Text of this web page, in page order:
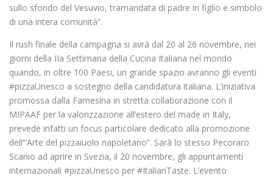
sullo sfondo del Vesuvio, tramandata di padre in figlio e simbolo
di una intera comunità”.
Il rush finale della campagna si avrà dal 20 al 26 novembre, nei
giorni della IIa Settimana della Cucina Italiana nel mondo
quando, in oltre 100 Paesi, un grande spazio avranno gli eventi
#pizzaUnesco a sostegno della candidatura italiana. L’iniziativa
promossa dalla Farnesina in stretta collaborazione con il
MIPAAF per la valorizzazione all’estero del made in Italy,
prevede infatti un focus particolare dedicato alla promozione
dell’“Arte del pizzaiuolo napoletano”. Sarà lo stesso Pecoraro
Scanio ad aprire in Svezia, il 20 novembre, gli appuntamenti
internazionali #pizzaUnesco per #ItalianTaste. L’evento